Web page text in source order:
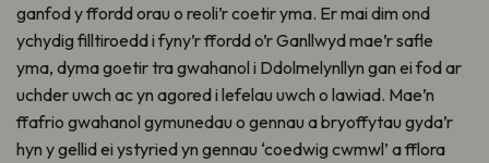
ganfod y ffordd orau o reoli’r coetir yma. Er mai dim ond
ychydig filltiroedd i fyny’r ffordd o’r Ganllwyd mae’r safle
yma, dyma goetir tra gwahanol i Ddolmelynllyn gan ei fod ar
uchder uwch ac yn agored i lefelau uwch o lawiad. Mae’n
ffafrio gwahanol gymunedau o gennau a bryoffytau gyda’r
hyn y gellid ei ystyried yn gennau ‘coedwig cwmwl’ a fflora